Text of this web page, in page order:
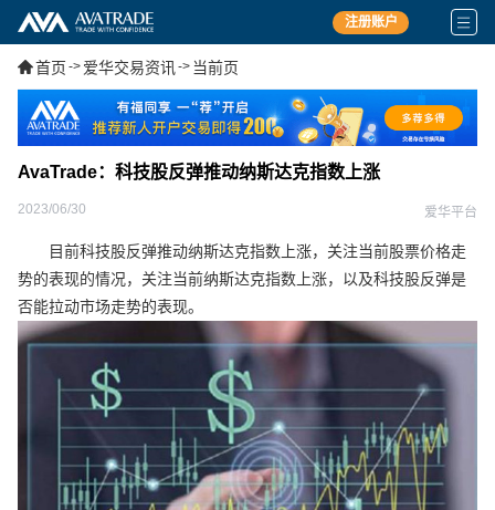
注册账户
首页 -> 爱华交易资讯 -> 当前页
AvaTrade：科技股反弹推动纳斯达克指数上涨
2023/06/30 爱华平台
目前科技股反弹推动纳斯达克指数上涨，关注当前股票价格走
势的表现的情况，关注当前纳斯达克指数上涨，以及科技股反弹是
否能拉动市场走势的表现。